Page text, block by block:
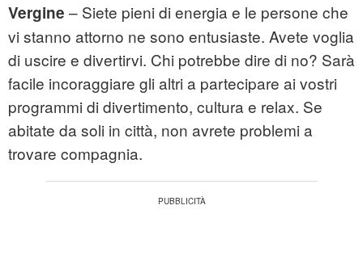
Vergine – Siete pieni di energia e le persone che
vi stanno attorno ne sono entusiaste. Avete voglia
di uscire e divertirvi. Chi potrebbe dire di no? Sarà
facile incoraggiare gli altri a partecipare ai vostri
programmi di divertimento, cultura e relax. Se
abitate da soli in città, non avrete problemi a
trovare compagnia.